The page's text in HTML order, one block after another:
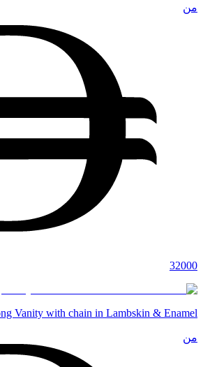
من
32000
Vanity with chain in Lambskin & Enamel
من